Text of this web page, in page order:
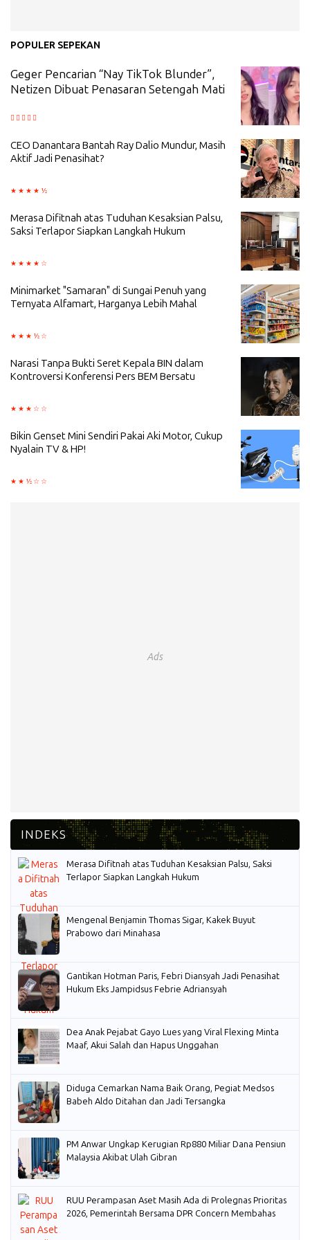
POPULER SEPEKAN
Geger Pencarian “Nay TikTok Blunder”,
Netizen Dibuat Penasaran Setengah Mati
CEO Danantara Bantah Ray Dalio Mundur, Masih
Aktif Jadi Penasihat?
Merasa Difitnah atas Tuduhan Kesaksian Palsu,
Saksi Terlapor Siapkan Langkah Hukum
Minimarket "Samaran" di Sungai Penuh yang
Ternyata Alfamart, Harganya Lebih Mahal
Narasi Tanpa Bukti Seret Kepala BIN dalam
Kontroversi Konferensi Pers BEM Bersatu
Bikin Genset Mini Sendiri Pakai Aki Motor, Cukup
Nyalain TV & HP!
Ads
Merasa Difitnah atas Tuduhan Kesaksian Palsu, Saksi
Terlapor Siapkan Langkah Hukum
Mengenal Benjamin Thomas Sigar, Kakek Buyut
Prabowo dari Minahasa
Gantikan Hotman Paris, Febri Diansyah Jadi Penasihat
Hukum Eks Jampidsus Febrie Adriansyah
Dea Anak Pejabat Gayo Lues yang Viral Flexing Minta
Maaf, Akui Salah dan Hapus Unggahan
Diduga Cemarkan Nama Baik Orang, Pegiat Medsos
Babeh Aldo Ditahan dan Jadi Tersangka
PM Anwar Ungkap Kerugian Rp880 Miliar Dana Pensiun
Malaysia Akibat Ulah Gibran
RUU Perampasan Aset Masih Ada di Prolegnas Prioritas
2026, Pemerintah Bersama DPR Concern Membahas